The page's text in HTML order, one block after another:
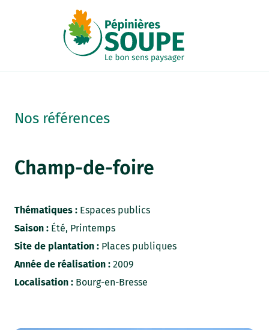
Nos références
Champ-de-foire
Thématiques : Espaces publics
Saison : Été, Printemps
Site de plantation : Places publiques
Année de réalisation :2009
Localisation : Bourg-en-Bresse